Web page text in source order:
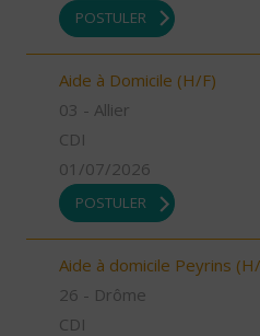
POSTULER
Aide à Domicile (H/F)
03 - Allier
CDI
01/07/2026
POSTULER
Aide à domicile Peyrins
26 - Drôme
CDI